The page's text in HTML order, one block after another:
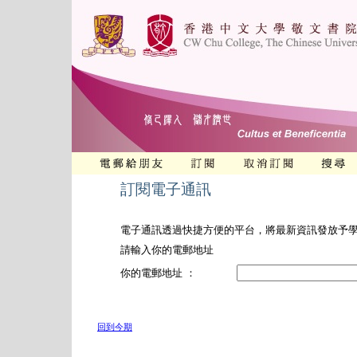
訂閱電子通訊
電子通訊透過快捷方便的平台，將最新資訊發放予
請輸入你的電郵地址
你的電郵地址 ：
回到今期